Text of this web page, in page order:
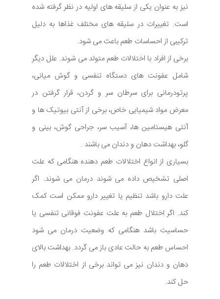
نیز به عنوان یکی از سلیقه های اولیه در نظر گرفته شده
است. تغییرات در سلیقه های مختلف غذاها به دلیل
ترکیبی از احساسات طعم باعث می شود.
برخی از افراد با اختلالات طعم متولد می شوند. علل دیگر
شامل عفونت های دستگاه تنفسی و گوش میانی،
پرتودرمانی برای سرطان سر و گردن، قرار گرفتن در
معرض مواد شیمیایی خاص، برخی از آنتی بیوتیک ها و
آنتی هیستامین ها، آسیب سر، جراحی گوش، بینی و
گلو، بهداشت دهان و دندان می باشند .
بسیاری از انواع اختلالات طعم دهنده هنگامی که علت
اصلی تشخیص داده می شوند درمان می شوند. اگر
علت دارو باشد تنظیم یا تغییر دارو ممکن است کمک
کند. اگر اختلال طعم به علت عفونت فوقانی تنفسی یا
حساسیت باشد هنگامی که وضعیت درمان می شود
احساس طعم به حالت عادی باز می گردد. بهداشت بالای
دهان و دندان نیز می تواند برخی از اختلالات طعم را
حل کند.